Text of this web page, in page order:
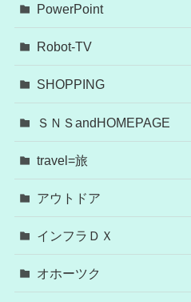
PowerPoint
Robot-TV
SHOPPING
ＳＮＳandHOMEPAGE
travel=旅
アウトドア
インフラＤＸ
オホーツク